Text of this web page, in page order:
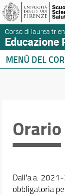
Corso di laurea
Educazione
MENÙ DEL
Orario e
Orario delle
Calendario
Dall'a.a.
obbligatoria